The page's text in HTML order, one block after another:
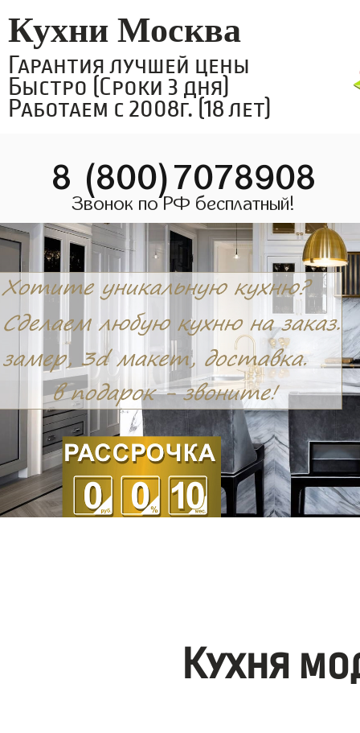
Кухни Москва
Гарантия лучшей цены
Быстро (Сроки 3 дня)
Работаем с 2008г. (18 лет)
8 (800)7078908
Звонок по РФ бесплатный!
Кухня